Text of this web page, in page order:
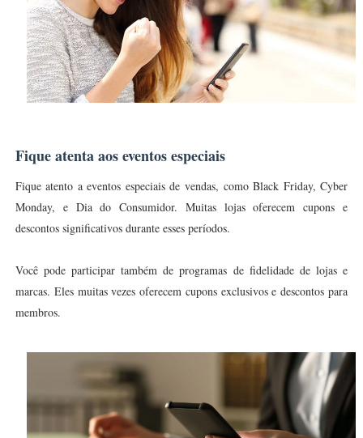
Fique atenta aos eventos especiais
Fique atento a eventos especiais de vendas, como Black Friday, Cyber
Monday, e Dia do Consumidor. Muitas lojas oferecem cupons e
descontos significativos durante esses períodos.
Você pode participar também de programas de fidelidade de lojas e
marcas. Eles muitas vezes oferecem cupons exclusivos e descontos para
membros.